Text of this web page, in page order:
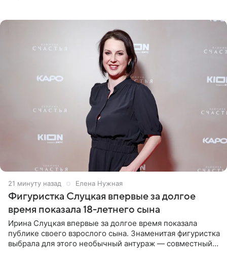
21 минуту назад Елена Нужная
Фигуристка Слуцкая впервые за долгое
время показала 18-летнего сына
Ирина Слуцкая впервые за долгое время показала
публике своего взрослого сына. Знаменитая фигуристка
выбрала для этого необычный антураж — совместный